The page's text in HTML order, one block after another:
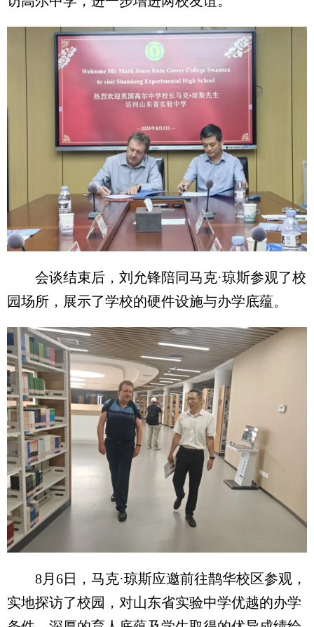
会谈结束后，刘允锋陪同马克·琼斯参观了校
园场所，展示了学校的硬件设施与办学底蕴。
8月6日，马克·琼斯应邀前往鹊华校区参观，
实地探访了校园，对山东省实验中学优越的办学